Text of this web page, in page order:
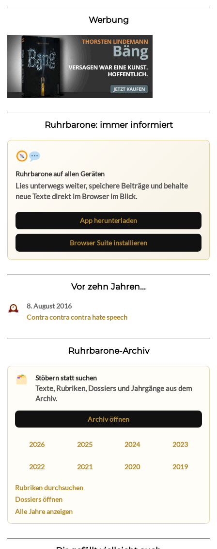
Werbung
Ruhrbarone: immer informiert
Ruhrbarone auf allen Geräten
Lies unterwegs weiter, speichere Beiträge und behalte
neue Texte direkt im Browser im Blick.
App herunterladen
Browser Suite installieren
Vor zehn Jahren...
8. August 2016
Contra contra contra hate speech
Ruhrbarone-Archiv
Stöbern statt suchen
Texte, Rubriken, Dossiers und Jahrgänge aus dem
Archiv.
Archiv öffnen
2026 2025 2024 2023
2022 2021 2020 2019
Rubriken durchsuchen
Dossiers öffnen
Alle Jahre anzeigen